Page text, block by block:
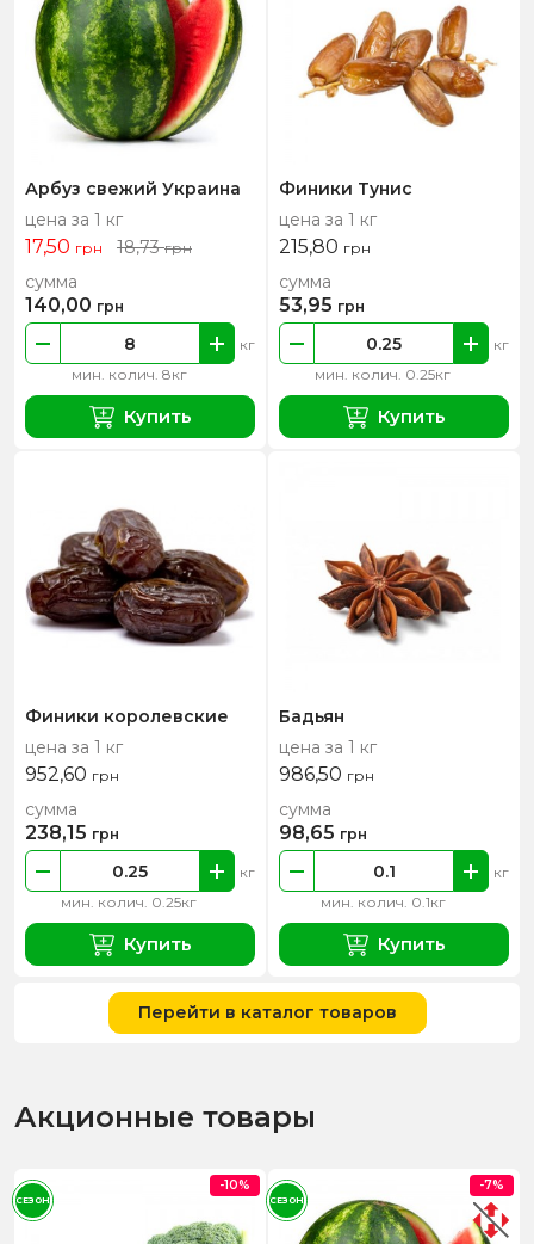
Арбуз свежий Украина
цена за 1 кг
17,50 грн 18,73грн
мин. колич. 8кг
кг
сумма
140,00 грн
Купить
Финики Тунис
цена за 1 кг
215,80 грн
мин. колич. 0.25кг
кг
сумма
53,95 грн
Купить
Финики королевские
цена за 1 кг
952,60 грн
мин. колич. 0.25кг
кг
сумма
238,15 грн
Купить
Бадьян
цена за 1 кг
986,50 грн
мин. колич. 0.1кг
кг
сумма
98,65 грн
Купить
Перейти в каталог товаров
Акционные товары
-10%
СЕЗОН
-7%
СЕЗОН